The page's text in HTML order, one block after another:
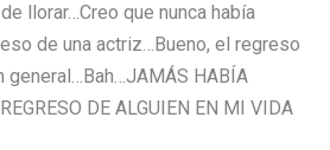
llorar…Creo que nunca había
de una actriz…Bueno, el regreso
general…Bah…JAMÁS HABÍA
DE ALGUIEN EN MI VIDA